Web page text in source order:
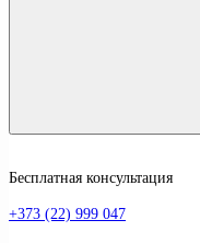
Бесплатная консультация
+373 (22) 999 047